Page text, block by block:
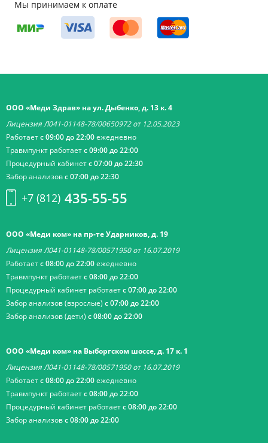
Мы принимаем к оплате
ООО «Меди Здрав» на ул. Дыбенко, д. 13 к. 4
Лицензия Л041-01148-78/00650972 от 12.05.2023
Работаетс 09:00 до 22:00ежедневно
Травмпункт работаетс 09:00 до 22:00
Процедурный кабинетс 07:00 до 22:30
Забор анализовс 07:00 до 22:30
+7 (812) 435-55-55
ООО «Меди ком» на пр-те Ударников, д. 19
Лицензия Л041-01148-78/00571950 от 16.07.2019
Работаетс 08:00 до 22:00ежедневно
Травмпункт работаетс 08:00 до 22:00
Процедурный кабинет работаетс 07:00 до 22:00
Забор анализов (взрослые) с 07:00 до 22:00
Забор анализов (дети) с 08:00 до 22:00
ООО «Меди ком» на Выборгском шоссе, д. 17 к. 1
Лицензия Л041-01148-78/00571950 от 16.07.2019
Работаетс 08:00 до 22:00ежедневно
Травмпункт работаетс 08:00 до 22:00
Процедурный кабинет работаетс 08:00 до 22:00
Забор анализовс 08:00 до 22:00